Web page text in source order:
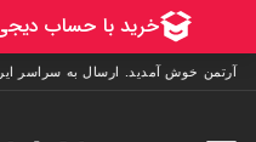
خوش آمدید. ارسال به سراسر ایران. 7 روز فرصت تست در منزل. 1 سال خدمات پس از فروش.